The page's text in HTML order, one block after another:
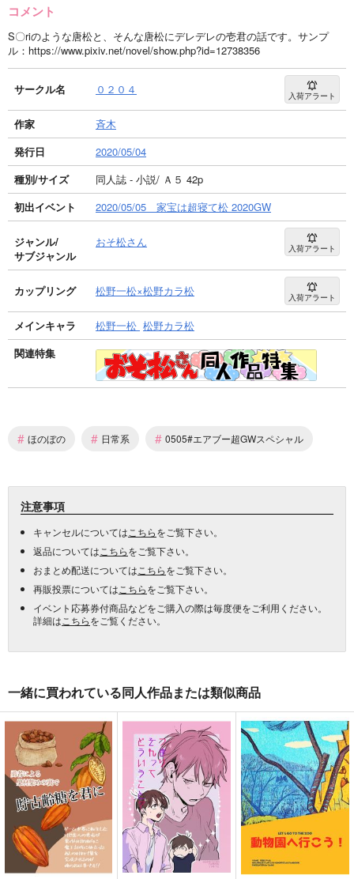
コメント
S〇riのような唐松と、そんな唐松にデレデレの壱君の話です。サンプ
ル：https://www.pixiv.net/novel/show.php?id=12738356
サークル名 ０２０４ 入荷アラート
作家
斉木
発行日
2020/05/04
種別/サイズ
同人誌 - 小説/ Ａ５ 42p
初出イベント
2020/05/05 家宝は超寝て松 2020GW
ジャンル/
サブジャンル
おそ松さん 入荷アラート
カップリング 松野一松×松野カラ松 入荷アラート
メインキャラ 松野一松 松野カラ松
関連特集
# ほのぼの # 日常系 # 0505#エアブー超GWスペシャル
注意事項
キャンセルについては こちらをご覧下さい。
返品については こちらをご覧下さい。
おまとめ配送については こちらをご覧下さい。
再販投票については こちらをご覧下さい。
イベント応募券付商品などをご購入の際は毎度便をご利用ください。
詳細は こちらをご覧ください。
一緒に買われている同人作品または類似商品